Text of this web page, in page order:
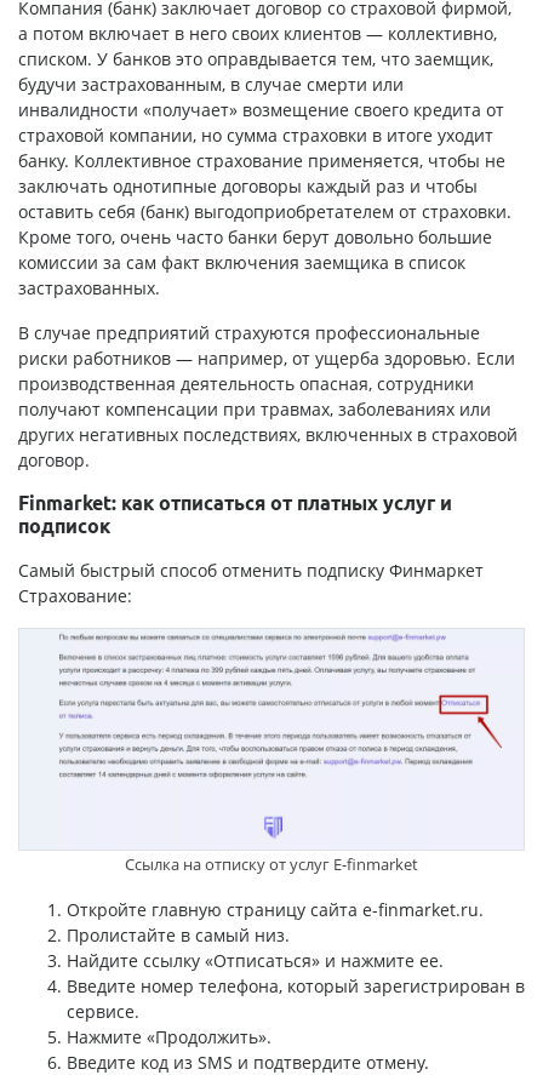
Компания (банк) заключает договор со страховой фирмой,
а потом включает в него своих клиентов — коллективно,
списком. У банков это оправдывается тем, что заемщик,
будучи застрахованным, в случае смерти или
инвалидности «получает» возмещение своего кредита от
страховой компании, но сумма страховки в итоге уходит
банку. Коллективное страхование применяется, чтобы не
заключать однотипные договоры каждый раз и чтобы
оставить себя (банк) выгодоприобретателем от страховки.
Кроме того, очень часто банки берут довольно большие
комиссии за сам факт включения заемщика в список
застрахованных.
В случае предприятий страхуются профессиональные
риски работников — например, от ущерба здоровью. Если
производственная деятельность опасная, сотрудники
получают компенсации при травмах, заболеваниях или
других негативных последствиях, включенных в страховой
договор.
Finmarket: как отписаться от платных услуг и
подписок
Самый быстрый способ отменить подписку Финмаркет
Страхование:
Ссылка на отписку от услуг E-finmarket
Откройте главную страницу сайта e-finmarket.ru.
Пролистайте в самый низ.
Найдите ссылку «Отписаться» и нажмите ее.
Введите номер телефона, который зарегистрирован в
сервисе.
Нажмите «Продолжить».
Введите код из SMS и подтвердите отмену.